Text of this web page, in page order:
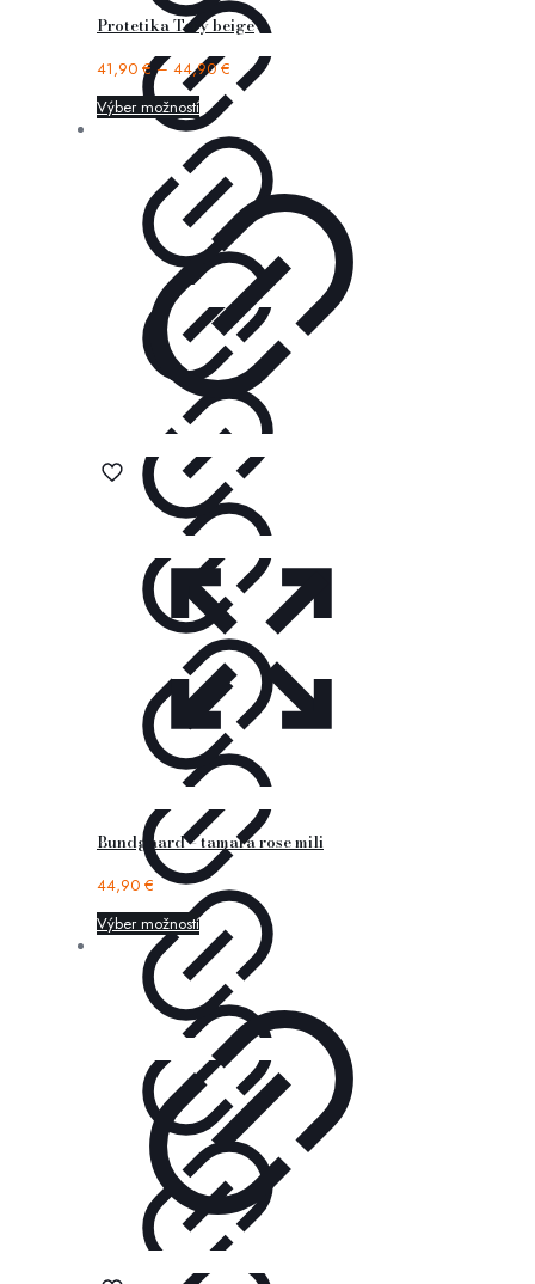
Protetika Tery beige
41,90 € – 44,90€
Výber možností
Bundgaard – tamara rose mili
44,90 €
Výber možností